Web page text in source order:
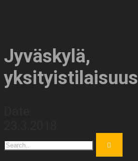
Jyväskylä,
yksityistilaisuus